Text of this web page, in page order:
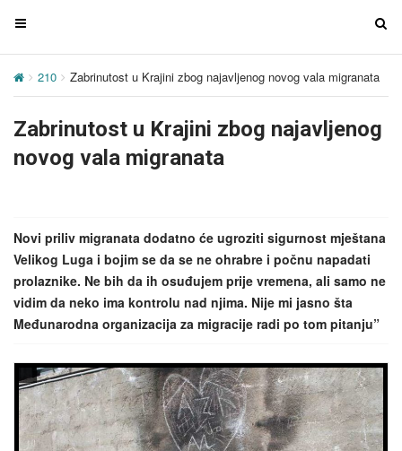
T
g
e
n
g
a
t
i
o
T
g
e
g
t
o
210 Zabrinutost u Krajini zbog najavljenog novog vala migranata
Zabrinutost u Krajini zbog najavljenog
novog vala migranata
Novi priliv migranata dodatno će ugroziti sigurnost mještana
Velikog Luga i bojim se da se ne ohrabre i počnu napadati
prolaznike. Ne bih da ih osuđujem prije vremena, ali samo ne
vidim da neko ima kontrolu nad njima. Nije mi jasno šta
Međunarodna organizacija za migracije radi po tom pitanju”